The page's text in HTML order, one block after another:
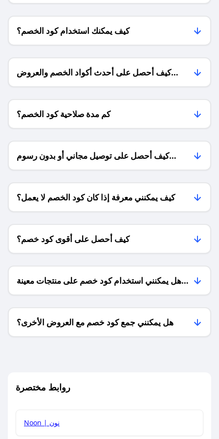
كيف يمكنك استخدام كود الخصم؟
كيف أحصل على أحدث أكواد الخصم والعروض
للمتاجر؟
كم مدة صلاحية كود الخصم؟
كيف أحصل على توصيل مجاني أو بدون رسوم
الشحن ؟
كيف يمكنني معرفة إذا كان كود الخصم لا يعمل؟
كيف أحصل على أقوى كود خصم؟
هل يمكنني استخدام كود خصم على منتجات معينة
فقط؟
هل يمكنني جمع كود خصم مع العروض الأخرى؟
روابط مختصرة
Noon | نون